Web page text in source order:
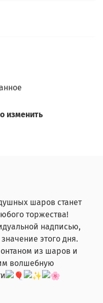
изменить
шаров станет
торжества!
надписью,
этого дня.
из шаров и
волшебную